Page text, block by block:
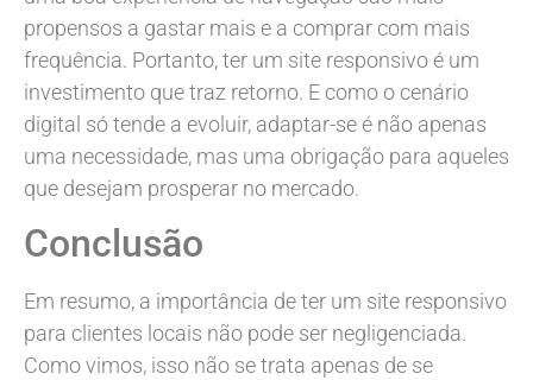
propensos a gastar mais e a comprar com mais
frequência. Portanto, ter um site responsivo é um
investimento que traz retorno. E como o cenário
digital só tende a evoluir, adaptar-se é não apenas
uma necessidade, mas uma obrigação para aqueles
que desejam prosperar no mercado.
Conclusão
Em resumo, a importância de ter um site responsivo
para clientes locais não pode ser negligenciada.
Como vimos, isso não se trata apenas de se